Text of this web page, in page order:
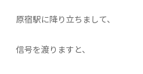
原宿駅に降り立ちまして、
信号を渡りますと、